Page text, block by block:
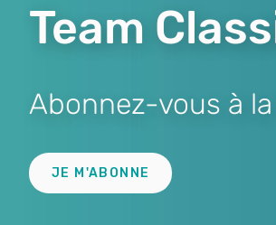
Team
Abonnez-vous à
JE M'ABONNE